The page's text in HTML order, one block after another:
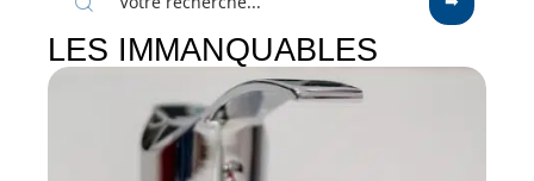
LES IMMANQUABLES